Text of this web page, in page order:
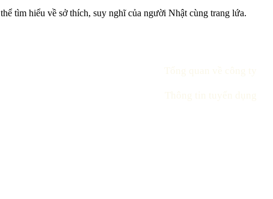
tìm hiểu về sở thích, suy nghĩ của người Nhật cùng trang lứa.